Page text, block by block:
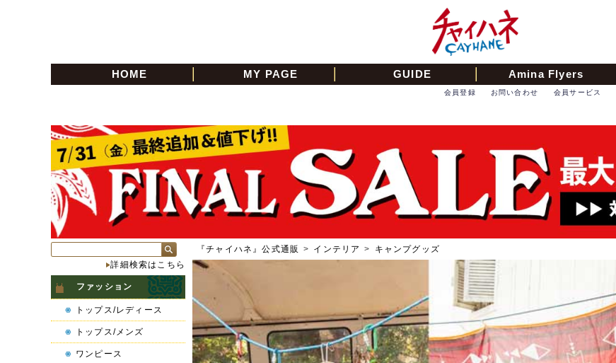
HOME MY PAGE GUIDE Amina Flyers
会員サービス
お問い合わせ
会員登録
『チャイハネ』公式通販 > インテリア > キャンプグッズ
詳細検索はこちら
ファッション
トップス/レディース
トップス/メンズ
ワンピース